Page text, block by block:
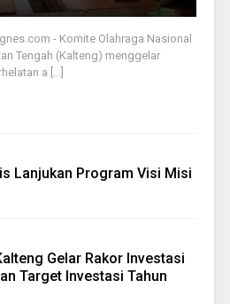
- Komite Olahraga Nasional
Tengah (Kalteng) menggelar
a [...]
Lanjukan Program Visi Misi
Gelar Rakor Investasi
Target Investasi Tahun